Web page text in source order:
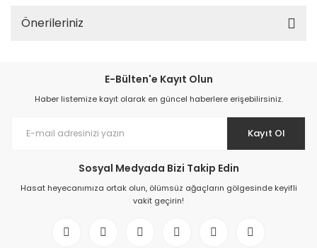
Önerileriniz
E-Bülten'e Kayıt Olun
Haber listemize kayıt olarak en güncel haberlere erişebilirsiniz.
Kayıt Ol
Sosyal Medyada Bizi Takip Edin
Hasat heyecanımıza ortak olun, ölümsüz ağaçların gölgesinde keyifli
vakit geçirin!